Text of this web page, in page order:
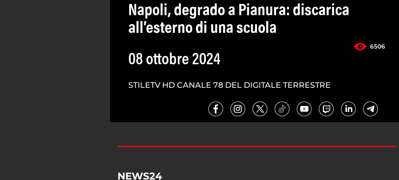
Napoli, degrado a Pianura: discarica
all’esterno di una scuola
6506
08 ottobre 2024
STILETV HD CANALE 78 DEL DIGITALE TERRESTRE
NEWS24